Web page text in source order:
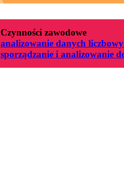
Czynności zawodowe
analizowanie danych
sporządzanie i analizowanie